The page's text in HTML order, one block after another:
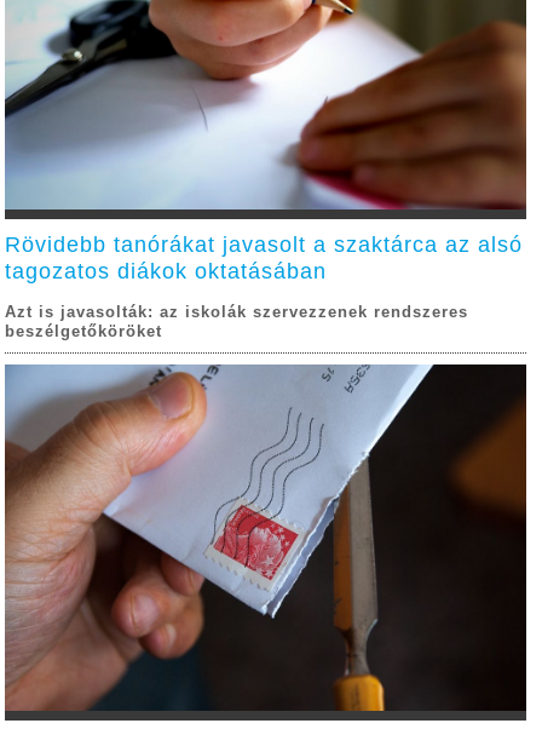
Rövidebb tanórákat javasolt a szaktárca az alsó
tagozatos diákok oktatásában
Azt is javasolták: az iskolák szervezzenek rendszeres
beszélgetőköröket